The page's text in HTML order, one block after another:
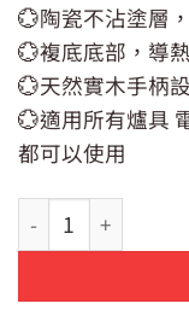
價
💮陶瓷不沾塗層
💮複底底部，導
💮天然實木手柄
💮適用所有爐具
都可以使用
【Kitchenwell】